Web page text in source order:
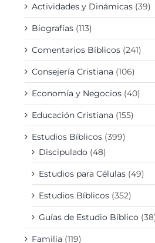
Actividades y Dinámicas (39)
Biografías (113)
Comentarios Bíblicos (241)
Consejería Cristiana (106)
Economía y Negocios (40)
Educación Cristiana (155)
Estudios Bíblicos (399)
Discipulado (48)
Estudios para Células (49)
Estudios Bíblicos (352)
Guías de Estudio Bíblico (38)
Familia (119)